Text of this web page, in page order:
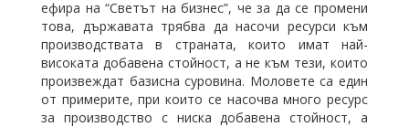
ефира на “Светът на бизнес”, че за да се промени
това, държавата трябва да насочи ресурси към
производствата в страната, които имат най-
високата добавена стойност, а не към тези, които
произвеждат базисна суровина. Моловете са един
от примерите, при които се насочва много ресурс
за производство с ниска добавена стойност, а